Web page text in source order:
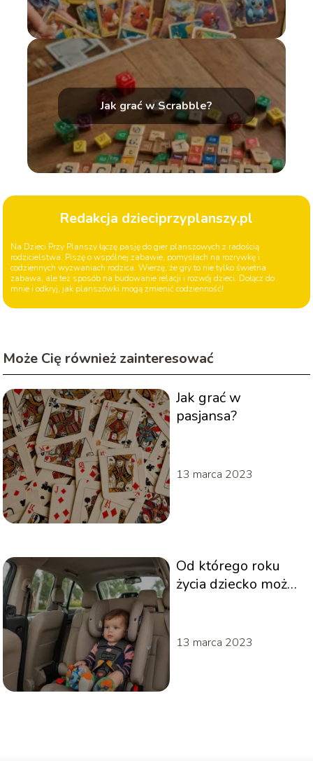
Jak grać w Scrabble?
Redakcja dzieciprzyplanszy.pl
Na Dzieci Przy Planszy łączę pasję do gier planszowych z radością
rodzicielstwa. Piszę o wspólnej zabawie, pomysłach na rozrywkę i
codziennych wyzwaniach rodzica. Wierzę, że gry to nie tylko świetna
zabawa, ale też sposób na budowanie relacji i rozwój dzieci. Dołącz do
mnie i odkryj, jak planszówki mogą zmienić codzienność!
Może Cię również zainteresować
Jak grać w
pasjansa?
13 marca 2023
Od którego roku
życia dziecko może
13 marca 2023